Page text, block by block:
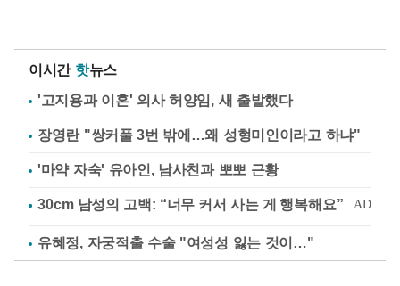
이시간 핫뉴스
'고지용과 이혼' 의사 허양임, 새 출발했다
장영란 "쌍커풀 3번 밖에…왜 성형미인이라고 하냐"
'마약 자숙' 유아인, 남사친과 뽀뽀 근황
유혜정, 자궁적출 수술 "여성성 잃는 것이…"